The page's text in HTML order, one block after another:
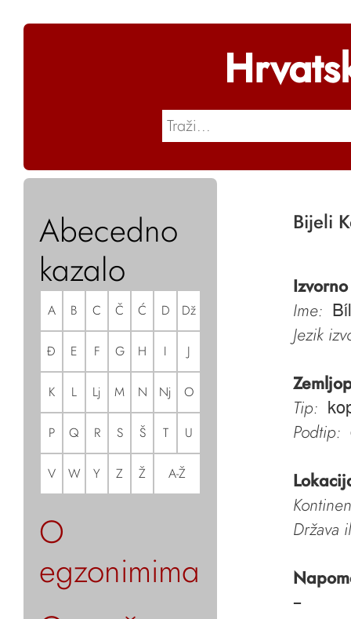
Abecedno
kazalo
A B C Č Ć D Dž
Đ E F G H I J
K L Lj M N Nj O
P Q R S Š T U
V W Y Z Ž A-Ž
O
egzonimima
Bijeli
Ime:
Jezik
Tip:
Podtip:
Država
–